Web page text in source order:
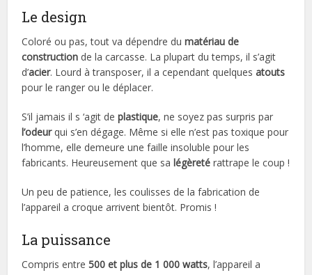
Le design
Coloré ou pas, tout va dépendre dumatériau de
construction de la carcasse. La plupart du temps, il s’agit
d’acier. Lourd à transposer, il a cependant quelquesatouts
pour le ranger ou le déplacer.
S’il jamais il s ‘agit deplastique, ne soyez pas surpris par
l’odeurqui s’en dégage. Même si elle n’est pas toxique pour
l’homme, elle demeure une faille insoluble pour les
fabricants. Heureusement que salégèreté rattrape le coup !
Un peu de patience, les coulisses de la fabrication de
l’appareil a croque arrivent bientôt. Promis !
La puissance
Compris entre500 et plus de 1 000 watts, l’appareil a